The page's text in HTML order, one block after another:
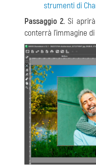
strumenti di
Passaggio 2. Si
conterrà l’immagine